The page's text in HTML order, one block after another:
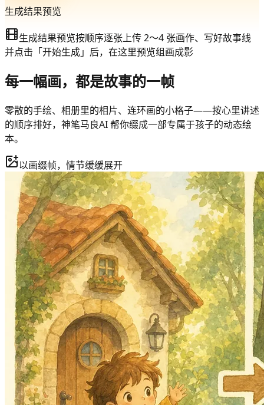
生成结果预览
生成结果预览按顺序逐张上传 2～4 张画作、写好故事线
并点击「开始生成」后，在这里预览组画成影
每一幅画，都是故事的一帧
零散的手绘、相册里的相片、连环画的小格子——按心里讲述
的顺序排好，神笔马良AI 帮你缀成一部专属于孩子的动态绘
本。
以画缀帧，情节缓缓展开